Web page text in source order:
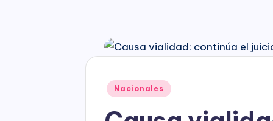
Posted
Nacionales